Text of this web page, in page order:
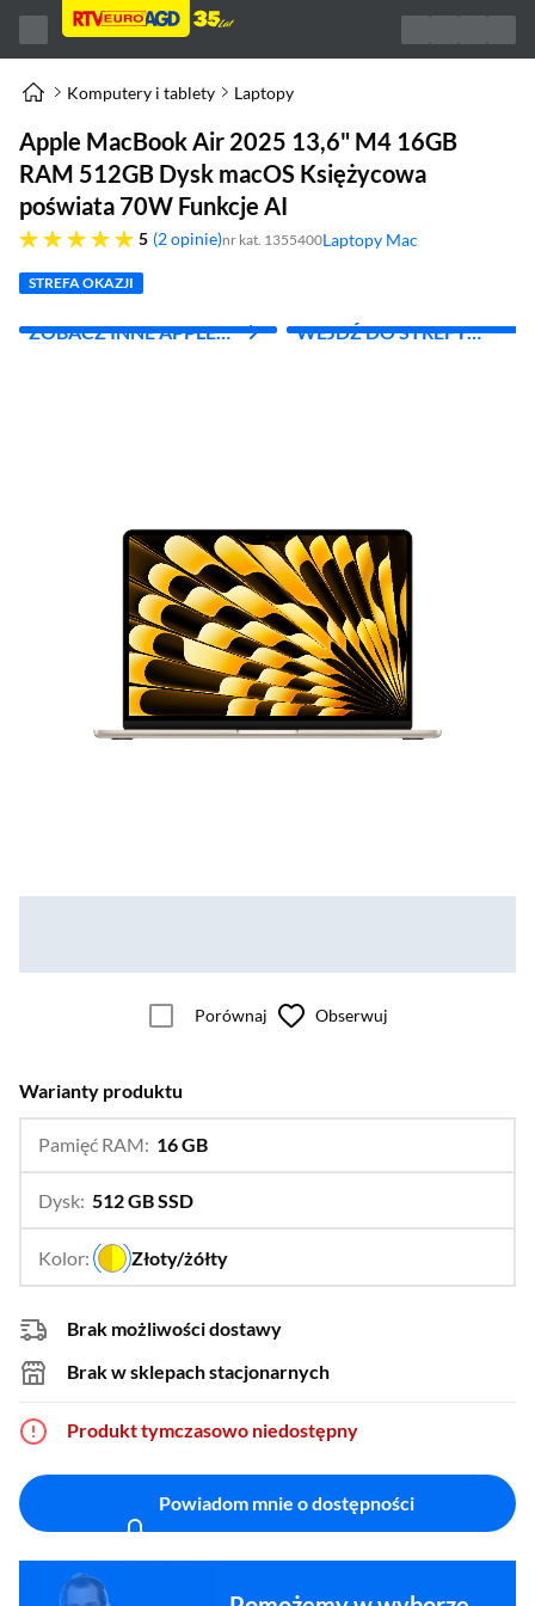
Komputery i tablety Laptopy
Apple MacBook Air 2025 13,6" M4 16GB
RAM 512GB Dysk macOS Księżycowa
poświata 70W Funkcje AI
5
pięć gwiazdek 2 opinie nr kat. 1355400Laptopy Mac
(otworzy się w nowym oknie)
STREFA OKAZJI
ZOBACZ INNE APPLE
WEJDŹ DO STREFY
Porównaj Obserwuj
Warianty produktu
Pamięć RAM: 16 GB
Dysk: 512 GB SSD
Kolor: Złoty/żółty
…
Brak możliwości dostawy
Brak w sklepach stacjonarnych
Produkt tymczasowo niedostępny
Powiadom mnie o dostępności